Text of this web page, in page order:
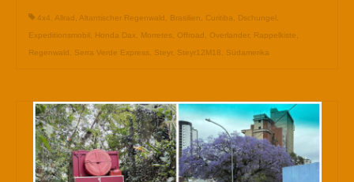
4x4 Allrad Altantischer Regenwald Brasilien Curitiba Dschungel
Expeditionsmobil
Honda Dax Morretes Offroad Overlander, Rappelkiste
Regenwald
Serra Verde Express Steyr, Steyr12M18 Südamerika